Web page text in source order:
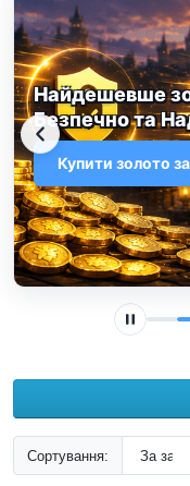
Поповнення
Швидко,
Поповнити зараз
Сортування: